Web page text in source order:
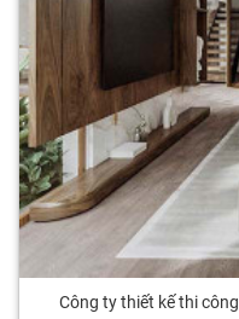
Công ty thiết kế thi